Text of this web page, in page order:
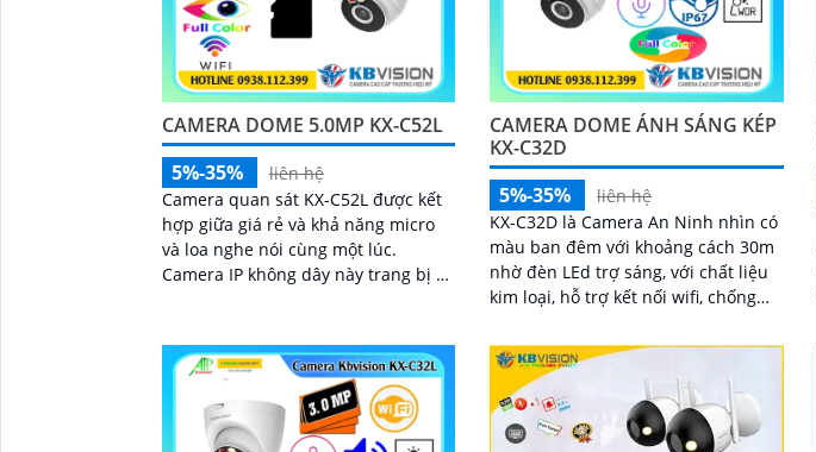
CAMERA DOME 5.0MP KX-C52L
5%-35%
liên hệ
Camera quan sát KX-C52L được kết
hợp giữa giá rẻ và khả năng micro
và loa nghe nói cùng một lúc.
Camera IP không dây này trang bị 2
thiết kế dome nhỏ gọn cho ra gốc
nhìn rộng đáng để tham khảo
CAMERA DOME ÁNH SÁNG KÉP
KX-C32D
5%-35%
liên hệ
KX-C32D là Camera An Ninh nhìn có
màu ban đêm với khoảng cách 30m
nhờ đèn LEd trợ sáng, với chất liệu
kim loại, hỗ trợ kết nối wifi, chống
3.0MP cho ra hình ảnh sắc nét, tích
hợp micro và khe cắm thẻ nhớ
265GB